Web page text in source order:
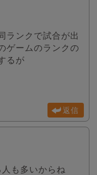
ランクで試合が出
ゲームのランクの
るが
返信
人も多いからね